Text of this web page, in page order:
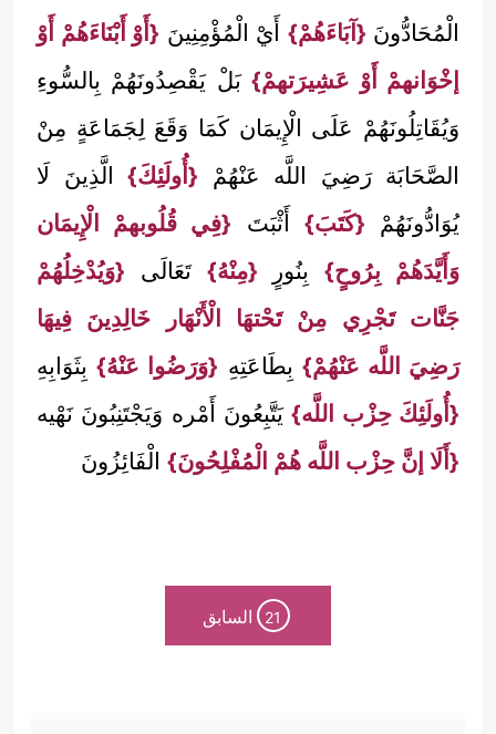
الْمُحَادُّونَ {آبَاءَهُمْ} أَيْ الْمُؤْمِنِينَ {أَوْ أَبْنَاءَهُمْ أَوْ
إخْوَانهمْ أَوْ عَشِيرَتهمْ}بَلْ يَقْصِدُونَهُمْ بِالسُّوءِ
وَيُقَاتِلُونَهُمْ عَلَى الْإِيمَان كَمَا وَقَعَ لِجَمَاعَةٍ مِنْ
الصَّحَابَة رَضِيَ اللَّه عَنْهُمْ {أُولَئِكَ} الَّذِينَ لَا
يُوَادُّونَهُمْ {كَتَبَ} أَثْبَتَ {فِي قُلُوبهمْ الْإِيمَان
وَأَيَّدَهُمْ بِرُوحٍ}بِنُورٍ {مِنْهُ} تَعَالَى {وَيُدْخِلُهُمْ
جَنَّات تَجْرِي مِنْ تَحْتهَا الْأَنْهَار خَالِدِينَ فِيهَا
رَضِيَ اللَّه عَنْهُمْ} بِطَاعَتِهِ {وَرَضُوا عَنْهُ}بِثَوَابِهِ
{أُولَئِكَ حِزْب اللَّه}يَتَّبِعُونَ أَمْره وَيَجْتَنِبُونَ نَهْيه
{أَلَا إنَّ حِزْب اللَّه هُمْ الْمُفْلِحُونَ} الْفَائِزُونَ
21 السابق